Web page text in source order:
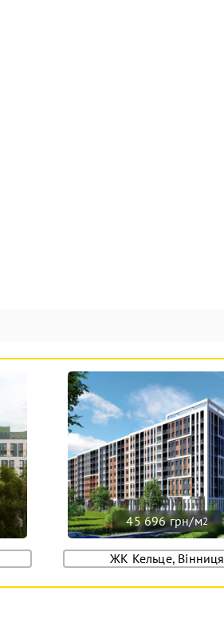
45 696 грн/м2
ЖК Кельце, Вінниця